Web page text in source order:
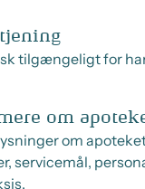
tilgængeligt for
om
om
servicemål,